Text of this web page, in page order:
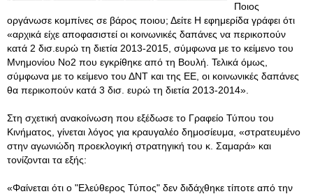
Ποιος
οργάνωσε κομπίνες σε βάρος ποιου; Δείτε Η εφημερίδα γράφει ότι
«αρχικά είχε αποφασιστεί οι κοινωνικές δαπάνες να περικοπούν
κατά 2 δισ.ευρώ τη διετία 2013-2015, σύμφωνα με το κείμενο του
Μνημονίου Νο2 που εγκρίθηκε από τη Βουλή. Τελικά όμως,
σύμφωνα με το κείμενο του ΔΝΤ και της ΕΕ, οι κοινωνικές δαπάνες
θα περικοπούν κατά 3 δισ. ευρώ τη διετία 2013-2014».
Στη σχετική ανακοίνωση που εξέδωσε το Γραφείο Τύπου του
Κινήματος, γίνεται λόγος για κραυγαλέο δημοσίευμα, «στρατευμένο
στην αγωνιώδη προεκλογική στρατηγική του κ. Σαμαρά» και
τονίζονται τα εξής:
«Φαίνεται ότι ο "Ελεύθερος Τύπος" δεν διδάχθηκε τίποτε από την